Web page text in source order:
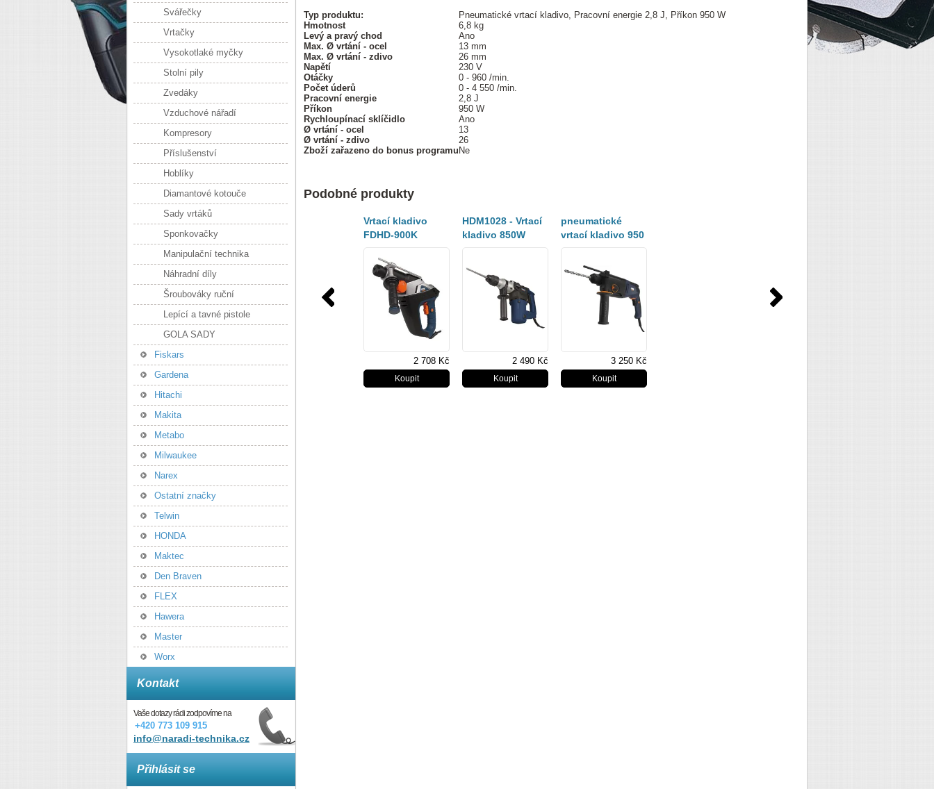
Typ produktu:
Pneumatické vrtací kladivo, Pracovní energie 2,8 J, Příkon 950 W
Hmotnost
6,8 kg
Levý a pravý chod
Ano
Max. Ø vrtání - ocel
13 mm
Max. Ø vrtání - zdivo
26 mm
Napětí
230 V
Otáčky
0 - 960 /min.
Počet úderů
0 - 4 550 /min.
Pracovní energie
2,8 J
Příkon
950 W
Rychloupínací sklíčidlo
Ano
Ø vrtání - ocel
13
Ø vrtání - zdivo
26
Zboží zařazeno do bonus programu Ne
Podobné produkty
Vrtací kladivo
FDHD-900K
2 708 Kč
HDM1028 - Vrtací
kladivo 850W
2 490 Kč
pneumatické
vrtací kladivo 950
W
3 250 Kč
Svářečky
Vrtačky
Vysokotlaké myčky
Stolní pily
Zvedáky
Vzduchové nářadí
Kompresory
Příslušenství
Hoblíky
Diamantové kotouče
Sady vrtáků
Sponkovačky
Manipulační technika
Náhradní díly
Šroubováky ruční
Lepící a tavné pistole
GOLA SADY
Fiskars
Gardena
Hitachi
Makita
Metabo
Milwaukee
Narex
Ostatní značky
Telwin
HONDA
Maktec
Den Braven
FLEX
Hawera
Master
Worx
Kontakt
Vaše dotazy rádi zodpovíme na
+420 773 109 915
info@naradi-technika.cz
Přihlásit se